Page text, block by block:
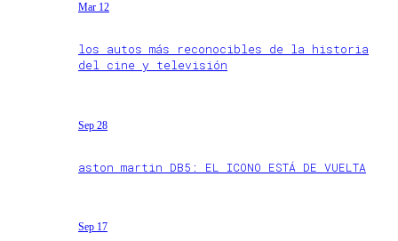
Mar 12
los autos más reconocibles de la historia
del cine y televisión
Sep 28
aston martin DB5: EL ICONO ESTÁ DE VUELTA
Sep 17